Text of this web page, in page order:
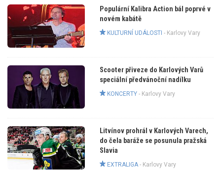
Populární Kalibra Action bál poprvé v
novém kabátě
KULTURNÍ UDÁLOSTI - Karlovy Vary
Scooter přiveze do Karlových Varů
speciální předvánoční nadílku
KONCERTY- Karlovy Vary
Litvínov prohrál v Karlových Varech,
do čela baráže se posunula pražská
Slavia
EXTRALIGA- Karlovy Vary